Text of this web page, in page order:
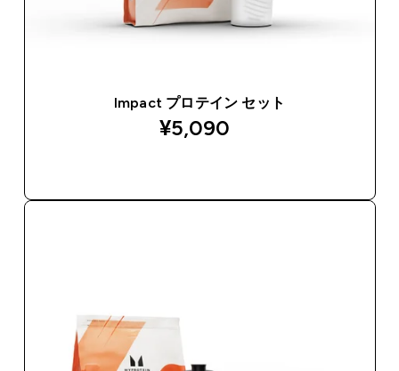
Impact プロテイン セット
¥5,090‎